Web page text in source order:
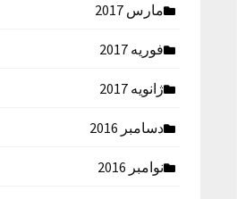
مارس 2017
فوریه 2017
ژانویه 2017
دسامبر 2016
نوامبر 2016